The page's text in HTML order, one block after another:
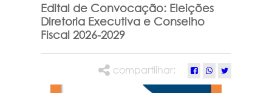
Edital de Convocação: Eleições
Diretoria Executiva e Conselho
Fiscal 2026-2029
compartilhar: